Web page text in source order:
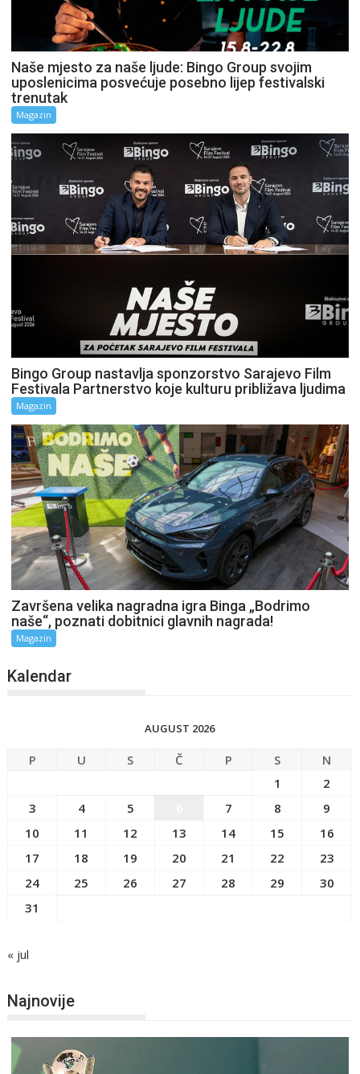
Naše mjesto za naše ljude: Bingo Group svojim
uposlenicima posvećuje posebno lijep festivalski
trenutak
Magazin
Bingo Group nastavlja sponzorstvo Sarajevo Film
Festivala Partnerstvo koje kulturu približava ljudima
Magazin
Završena velika nagradna igra Binga „Bodrimo
naše“, poznati dobitnici glavnih nagrada!
Magazin
Kalendar
AUGUST 2026
P U S Č P S
N
1
2
3
4 5 7 8
9
10
11 12 13 14 15
16
17
18 19 20 21 22
23
24
25 26 27 28 29
30
31
« jul
Najnovije